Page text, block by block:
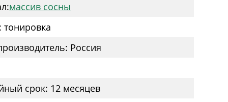
массив сосны
тонировка
Россия
срок: 12 месяцев